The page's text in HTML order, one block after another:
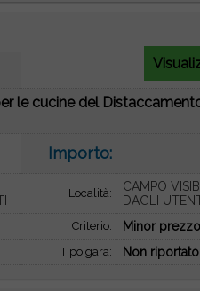
le cucine del
Importo:
Località:
CAMPO
DAGLI
Criterio: Minor prezzo
Tipo gara: Non riportato